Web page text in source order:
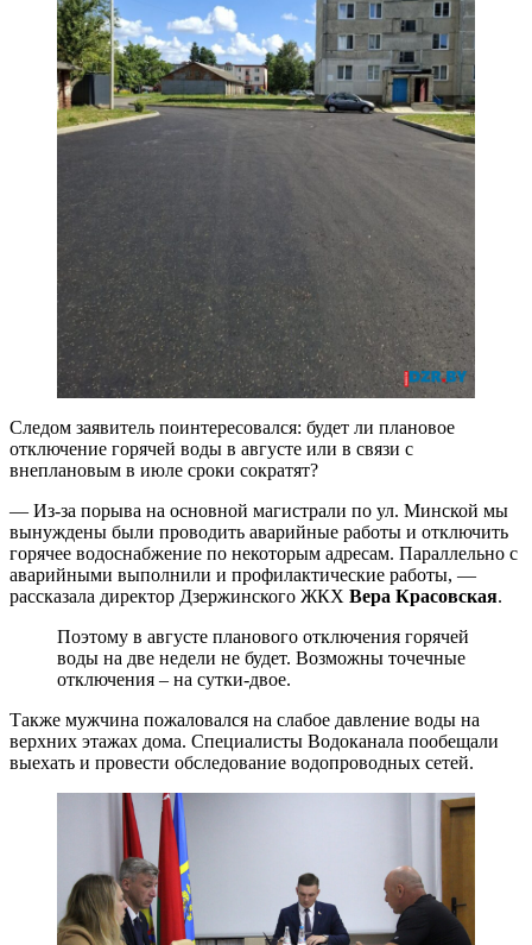
Следом заявитель поинтересовался: будет ли плановое
отключение горячей воды в августе или в связи с
внеплановым в июле сроки сократят?
— Из-за порыва на основной магистрали по ул. Минской мы
вынуждены были проводить аварийные работы и отключить
горячее водоснабжение по некоторым адресам. Параллельно с
аварийными выполнили и профилактические работы, —
рассказала директор Дзержинского ЖКХ Вера Красовская.
Поэтому в августе планового отключения горячей
воды на две недели не будет. Возможны точечные
отключения – на сутки-двое.
Также мужчина пожаловался на слабое давление воды на
верхних этажах дома. Специалисты Водоканала пообещали
выехать и провести обследование водопроводных сетей.